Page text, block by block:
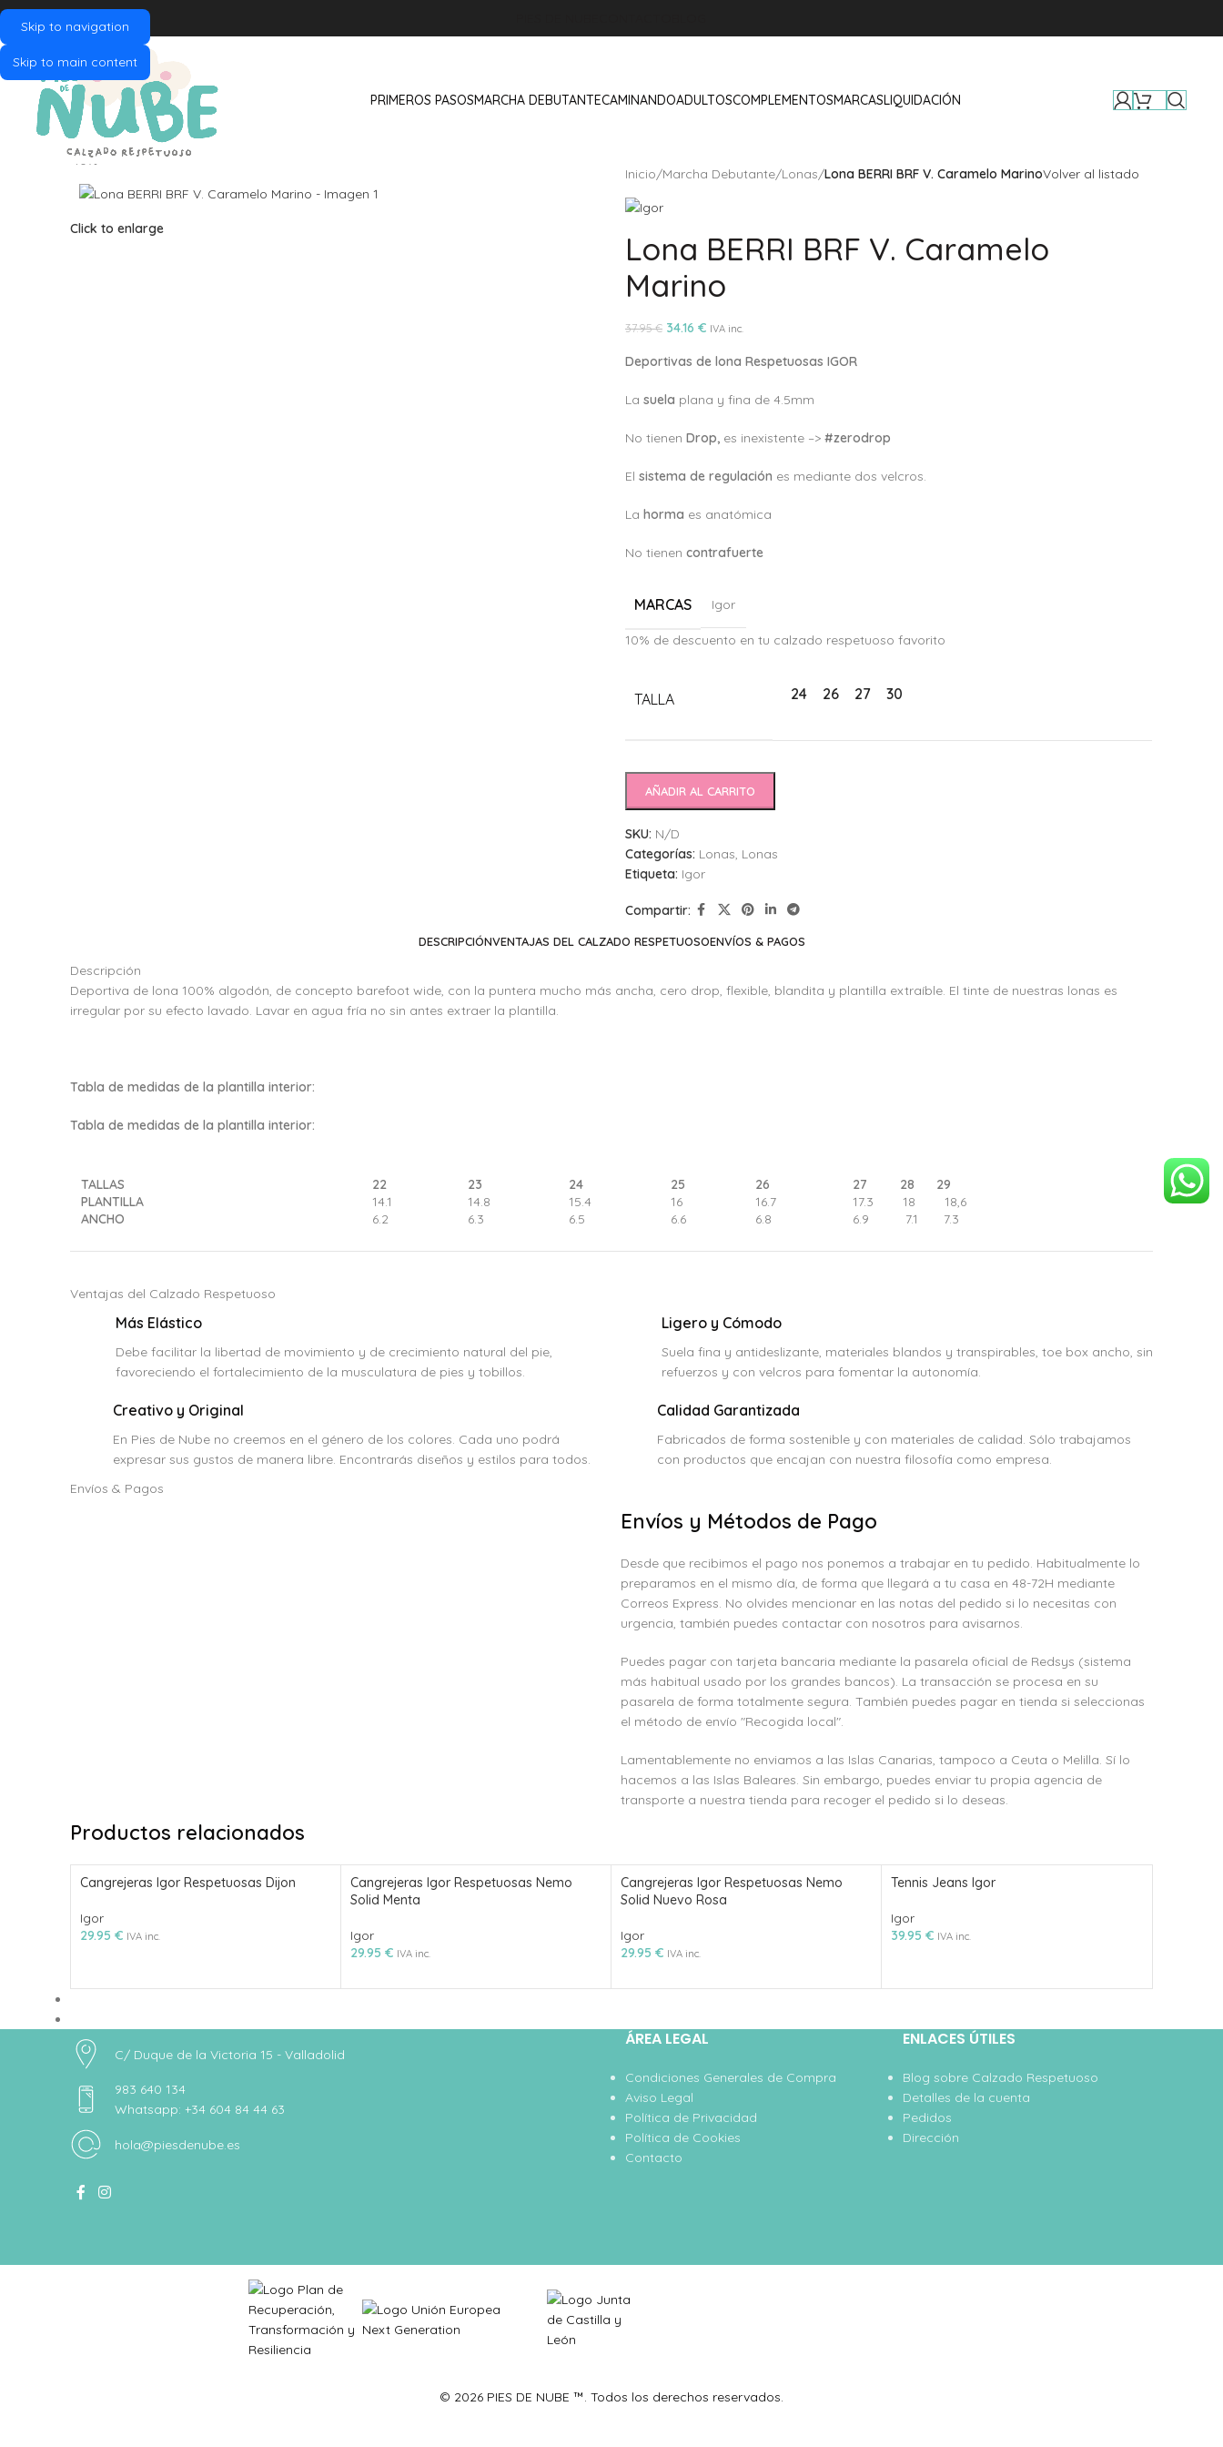
Skip to navigation
Skip to main content
PRIMEROS PASOSMARCHA DEBUTANTECAMINANDOADULTOSCOMPLEMENTOSMARCASLIQUIDACIÓN
-10%
Click to enlarge
Inicio/Marcha Debutante/Lonas/Lona BERRI BRF V. Caramelo MarinoVolver al listado
Lona BERRI BRF V. Caramelo
Marino
37.95€ 34.16 € IVA inc.
Deportivas de lona Respetuosas IGOR
La suela plana y fina de 4.5mm
No tienen Drop, es inexistente –> #zerodrop
El sistema de regulación es mediante dos velcros.
La horma es anatómica
No tienen contrafuerte
MARCAS Igor
10% de descuento en tu calzado respetuoso favorito
TALLA 24 26 27 30
AÑADIR AL CARRITO
SKU: N/D
Categorías: Lonas, Lonas
Etiqueta: Igor
Compartir:
DESCRIPCIÓNVENTAJAS DEL CALZADO RESPETUOSOENVÍOS & PAGOS
Descripción
Deportiva de lona 100% algodón, de concepto barefoot wide, con la puntera mucho más ancha, cero drop, flexible, blandita y plantilla extraíble. El tinte de nuestras lonas es
irregular por su efecto lavado. Lavar en agua fría no sin antes extraer la plantilla.
Tabla de medidas de la plantilla interior:
Tabla de medidas de la plantilla interior:
TALLAS
PLANTILLA
ANCHO
22
14.1
6.2
23
14.8
6.3
24
15.4
6.5
25
16
6.6
26
16.7
6.8
27 28 29
17.3 18 18,6
6.9 7.1 7.3
Ventajas del Calzado Respetuoso
Más Elástico
Debe facilitar la libertad de movimiento y de crecimiento natural del pie,
favoreciendo el fortalecimiento de la musculatura de pies y tobillos.
Ligero y Cómodo
Suela fina y antideslizante, materiales blandos y transpirables, toe box ancho, sin
refuerzos y con velcros para fomentar la autonomía.
Creativo y Original
En Pies de Nube no creemos en el género de los colores. Cada uno podrá
expresar sus gustos de manera libre. Encontrarás diseños y estilos para todos.
Calidad Garantizada
Fabricados de forma sostenible y con materiales de calidad. Sólo trabajamos
con productos que encajan con nuestra filosofía como empresa.
Envíos & Pagos
Envíos y Métodos de Pago
Desde que recibimos el pago nos ponemos a trabajar en tu pedido. Habitualmente lo
preparamos en el mismo día, de forma que llegará a tu casa en 48-72H mediante
Correos Express. No olvides mencionar en las notas del pedido si lo necesitas con
urgencia, también puedes contactar con nosotros para avisarnos.
Puedes pagar con tarjeta bancaria mediante la pasarela oficial de Redsys (sistema
más habitual usado por los grandes bancos). La transacción se procesa en su
pasarela de forma totalmente segura. También puedes pagar en tienda si seleccionas
el método de envío "Recogida local".
Lamentablemente no enviamos a las Islas Canarias, tampoco a Ceuta o Melilla. Sí lo
hacemos a las Islas Baleares. Sin embargo, puedes enviar tu propia agencia de
transporte a nuestra tienda para recoger el pedido si lo deseas.
Productos relacionados
Cangrejeras Igor Respetuosas Dijon
Igor
29.95 € IVA inc.
Cangrejeras Igor Respetuosas Nemo
Solid Menta
Igor
29.95 € IVA inc.
Cangrejeras Igor Respetuosas Nemo
Solid Nuevo Rosa
Igor
29.95 € IVA inc.
Tennis Jeans Igor
Igor
39.95 € IVA inc.
C/ Duque de la Victoria 15 - Valladolid
983 640 134
Whatsapp: +34 604 84 44 63
hola@piesdenube.es
ÁREA LEGAL
Condiciones Generales de Compra
Aviso Legal
Política de Privacidad
Política de Cookies
Contacto
ENLACES ÚTILES
Blog sobre Calzado Respetuoso
Detalles de la cuenta
Pedidos
Dirección
© 2026 PIES DE NUBE ™. Todos los derechos reservados.